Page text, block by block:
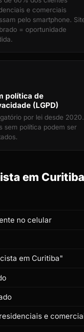
e comerciais
pelo smartphone.
= oportunidade
política de
(LGPD)
por lei desde 2020.
sem política podem ser
em
no celular
em Curitiba"
e